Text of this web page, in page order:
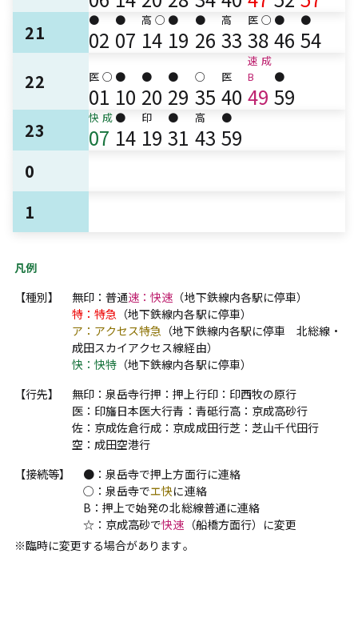
21
●
02
●
07
高 ○
14
●
19
●
26
高
33
医 ○
38
●
46
●
54
22 医 ○
01
●
10
●
20
●
29
○
35
医
40
速 成
B
49
●
59
23
快 成
07
●
14
印
19
●
31
高
43
●
59
0
1
凡例
【種別】
無印：普通速：快速 （地下鉄線内各駅に停車）
特：特急 （地下鉄線内各駅に停車）
ア：アクセス特急 （地下鉄線内各駅に停車 北総線・
成田スカイアクセス線経由）
快：快特 （地下鉄線内各駅に停車）
【行先】
無印：泉岳寺行押：押上行印：印西牧の原行
医：印旛日本医大行青：青砥行高：京成高砂行
佐：京成佐倉行成：京成成田行芝：芝山千代田行
空：成田空港行
【接続等】
●：泉岳寺で押上方面行に連絡
○：泉岳寺でエ快に連絡
B：押上で始発の北総線普通に連絡
☆：京成高砂で快速 （船橋方面行）に変更
※臨時に変更する場合があります。